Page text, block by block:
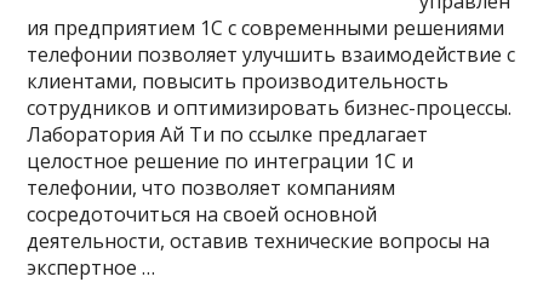
ия предприятием 1С с современными решениями
телефонии позволяет улучшить взаимодействие с
клиентами, повысить производительность
сотрудников и оптимизировать бизнес-процессы.
Лаборатория Ай Ти по ссылке предлагает
целостное решение по интеграции 1С и
телефонии, что позволяет компаниям
сосредоточиться на своей основной
деятельности, оставив технические вопросы на
экспертное …